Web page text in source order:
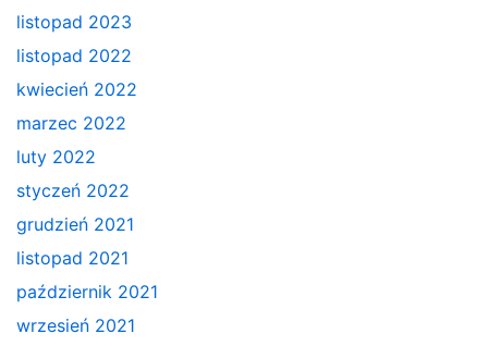
listopad 2023
listopad 2022
kwiecień 2022
marzec 2022
luty 2022
styczeń 2022
grudzień 2021
listopad 2021
październik 2021
wrzesień 2021